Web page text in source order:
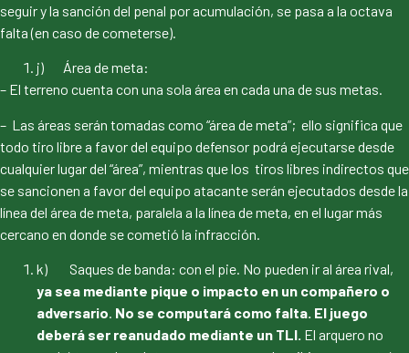
seguir y la sanción del penal por acumulación, se pasa a la octava
falta (en caso de cometerse).
j) Área de meta:
– El terreno cuenta con una sola área en cada una de sus metas.
– Las áreas serán tomadas como “área de meta”; ello significa que
todo tiro libre a favor del equipo defensor podrá ejecutarse desde
cualquier lugar del “área”, mientras que los tiros libres indirectos que
se sancionen a favor del equipo atacante serán ejecutados desde la
línea del área de meta, paralela a la línea de meta, en el lugar más
cercano en donde se cometió la infracción.
k) Saques de banda: con el pie. No pueden ir al área rival,
ya sea mediante pique o impacto en un compañero o
adversario. No se computará como falta. El juego
deberá ser reanudado mediante un TLI. El arquero no